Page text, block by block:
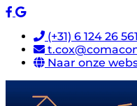
(+31) 6 124 26 561
Naar onze